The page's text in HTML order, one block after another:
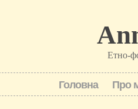
Етно-
Головна Про